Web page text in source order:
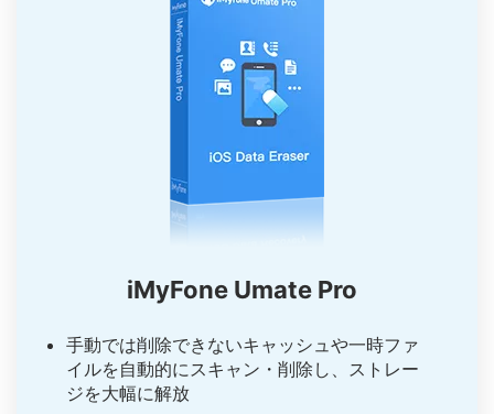
iMyFone Umate Pro
手動では削除できないキャッシュや一時ファ
イルを自動的にスキャン・削除し、ストレー
ジを大幅に解放